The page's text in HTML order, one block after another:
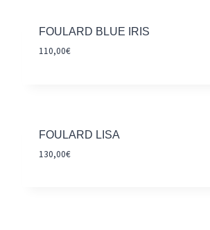
FOULARD BLUE IRIS
110,00€
FOULARD LISA
130,00€